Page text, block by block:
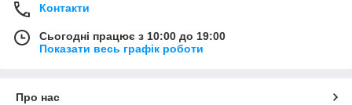
Контакти
Сьогодні працює з 10:00 до 19:00
Показати весь графік роботи
Про нас